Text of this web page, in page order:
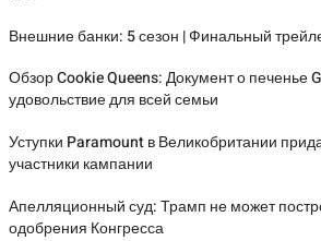
Внешние банки: 5 сезон | Финальный
Обзор Cookie Queens: Документ о печенье
удовольствие для всей семьи
Уступки Paramount в Великобритании
участники кампании
Апелляционный суд: Трамп не может
одобрения Конгресса